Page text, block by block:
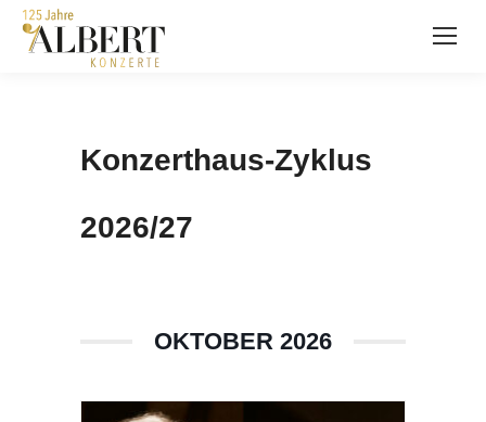
Konzerthaus-Zyklus
2026/27
OKTOBER 2026